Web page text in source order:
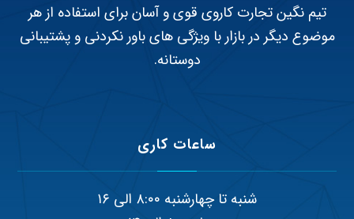
تیم نگین تجارت کاروی قوی و آسان برای استفاده از هر
موضوع دیگر در بازار با ویژگی های باور نکردنی و پشتیبانی
دوستانه.
ساعات کاری
شنبه تا چهارشنبه ۸:۰۰ الی ۱۶